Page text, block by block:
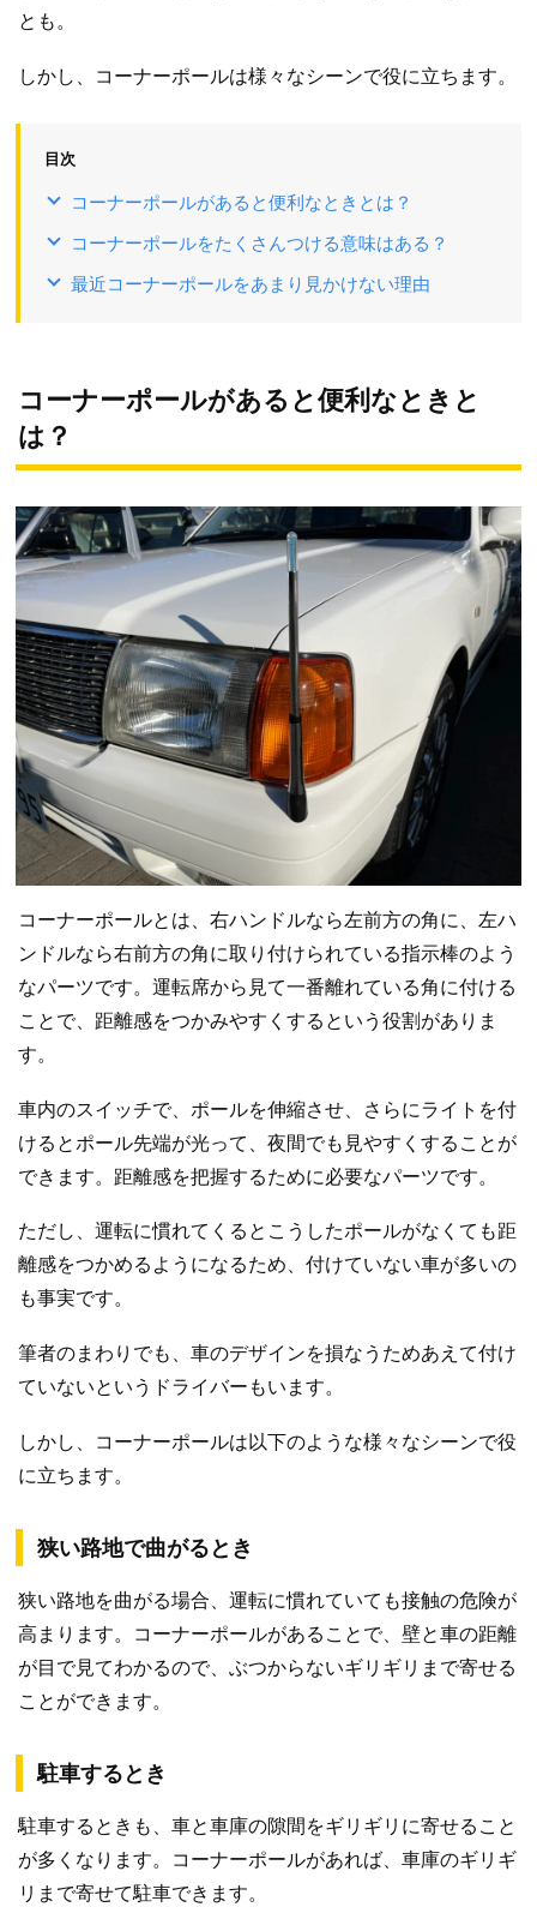
とも。
しかし、コーナーポールは様々なシーンで役に立ちます。
目次
コーナーポールがあると便利なときとは？
コーナーポールをたくさんつける意味はある？
最近コーナーポールをあまり見かけない理由
コーナーポールがあると便利なときと
は？
コーナーポールとは、右ハンドルなら左前方の角に、左ハ
ンドルなら右前方の角に取り付けられている指示棒のよう
なパーツです。運転席から見て一番離れている角に付ける
ことで、距離感をつかみやすくするという役割がありま
す。
車内のスイッチで、ポールを伸縮させ、さらにライトを付
けるとポール先端が光って、夜間でも見やすくすることが
できます。距離感を把握するために必要なパーツです。
ただし、運転に慣れてくるとこうしたポールがなくても距
離感をつかめるようになるため、付けていない車が多いの
も事実です。
筆者のまわりでも、車のデザインを損なうためあえて付け
ていないというドライバーもいます。
しかし、コーナーポールは以下のような様々なシーンで役
に立ちます。
狭い路地で曲がるとき
狭い路地を曲がる場合、運転に慣れていても接触の危険が
高まります。コーナーポールがあることで、壁と車の距離
が目で見てわかるので、ぶつからないギリギリまで寄せる
ことができます。
駐車するとき
駐車するときも、車と車庫の隙間をギリギリに寄せること
が多くなります。コーナーポールがあれば、車庫のギリギ
リまで寄せて駐車できます。